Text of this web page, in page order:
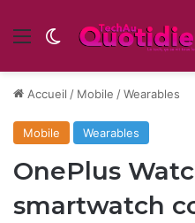
Menu Switch skin
Accueil / Mobile /Wearables
Mobile Wearables
OnePlus
smartwatch